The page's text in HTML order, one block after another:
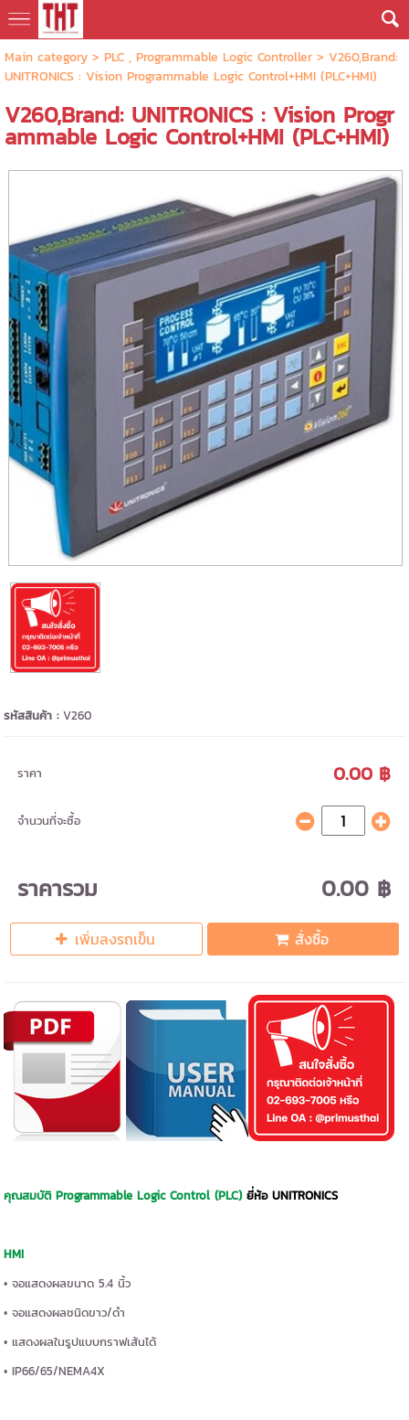
Main category> PLC , Programmable Logic Controller> V260,Brand:
UNITRONICS : Vision Programmable Logic Control+HMI (PLC+HMI)
V260,Brand: UNITRONICS : Vision Progr
ammable Logic Control+HMI (PLC+HMI)
รหัสสินค้า :V260
ราคา 0.00 ฿
จำนวนที่จะซื้อ
ราคารวม 0.00 ฿
เพิ่มลงรถเข็น สั่งซื้อ
คุณสมบัติ Programmable Logic Control (PLC)ยี่ห้อ UNITRONICS
HMI
• จอแสดงผลขนาด 5.4 นิ้ว
• จอแสดงผลชนิดขาว/ดำ
• แสดงผลในรูปแบบกราฟเส้นได้
• IP66/65/NEMA4X